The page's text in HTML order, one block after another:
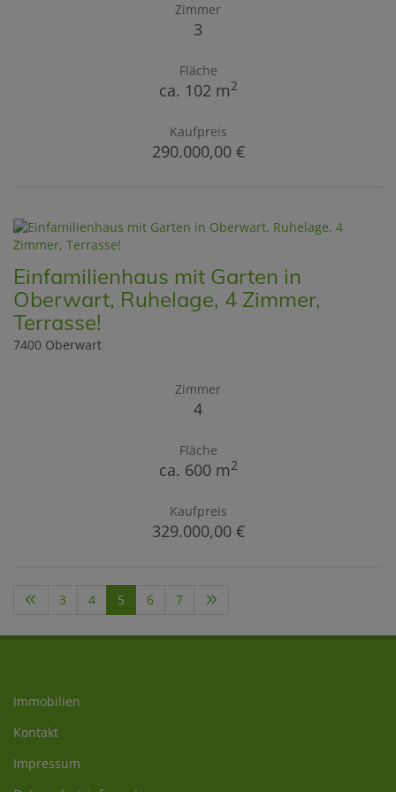
Zimmer
3
Fläche
ca. 102 m2
Kaufpreis
290.000,00 €
Einfamilienhaus mit Garten in
Oberwart, Ruhelage, 4 Zimmer,
Terrasse!
7400 Oberwart
Zimmer
4
Fläche
ca. 600 m2
Kaufpreis
329.000,00 €
3 4 5 6 7
Immobilien
Kontakt
Impressum